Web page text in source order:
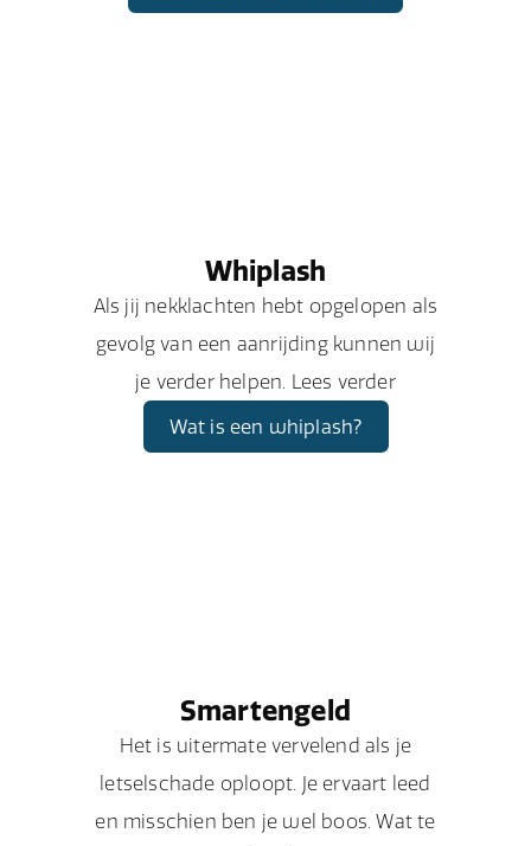
Whiplash
Als jij nekklachten hebt opgelopen als
gevolg van een aanrijding kunnen wij
je verder helpen. Lees verder
Wat is een whiplash?
Smartengeld
Het is uitermate vervelend als je
letselschade oploopt. Je ervaart leed
en misschien ben je wel boos. Wat te